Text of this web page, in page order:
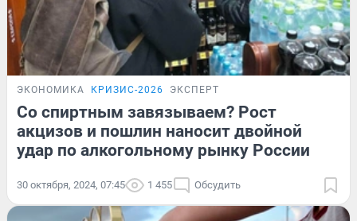
ЭКОНОМИКА КРИЗИС-2026 ЭКСПЕРТ
Со спиртным завязываем? Рост
акцизов и пошлин наносит двойной
удар по алкогольному рынку России
30 октября, 2024, 07:45 1 455 Обсудить